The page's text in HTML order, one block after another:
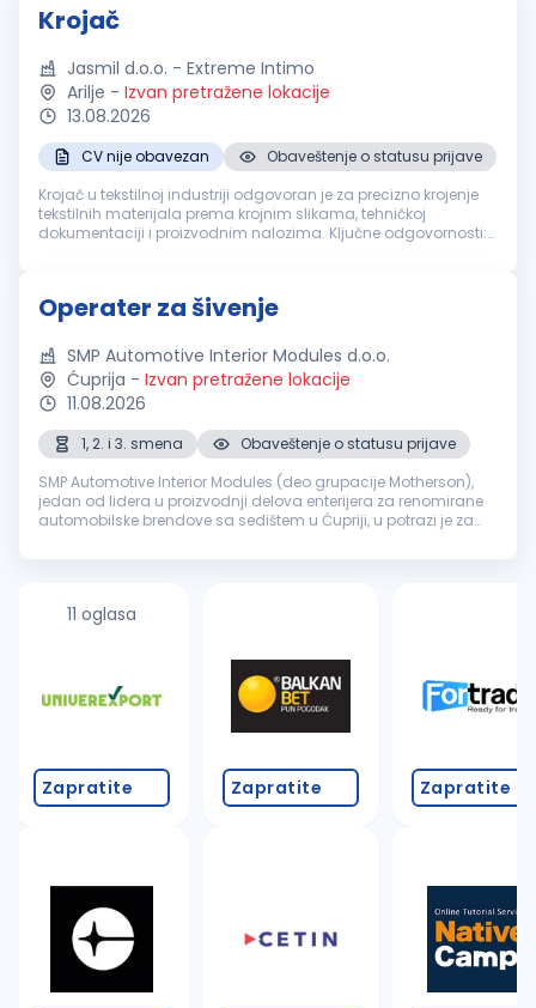
Krojač
Jasmil d.o.o. - Extreme Intimo
Arilje - Izvan pretražene lokacije
13.08.2026
CV nije obavezan
Obaveštenje o statusu prijave
Krojač u tekstilnoj industriji odgovoran je za precizno krojenje
tekstilnih materijala prema krojnim slikama, tehničkoj
dokumentaciji i proizvodnim nalozima. Ključne odgovornosti:
Operater za šivenje
SMP Automotive Interior Modules d.o.o.
Ćuprija - Izvan pretražene lokacije
11.08.2026
1, 2. i 3. smena
Obaveštenje o statusu prijave
SMP Automotive Interior Modules (deo grupacije Motherson),
jedan od lidera u proizvodnji delova enterijera za renomirane
automobilske brendove sa sedištem u Ćupriji, u potrazi je za
poziciji Ope...
11 oglasa
Zapratite Zapratite Zapratite